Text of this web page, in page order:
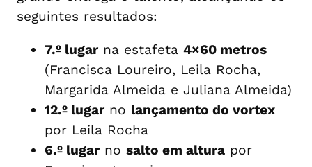
seguintes resultados:
7.º lugar na estafeta 4×60 metros
(Francisca Loureiro, Leila Rocha,
Margarida Almeida e Juliana Almeida)
12.º lugar no lançamento do vortex
por Leila Rocha
6.º lugar no salto em altura por